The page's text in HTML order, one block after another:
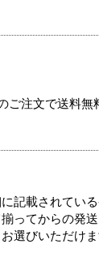
ご注文で送料無
記載されてい
ってからの発送
選びいただけ